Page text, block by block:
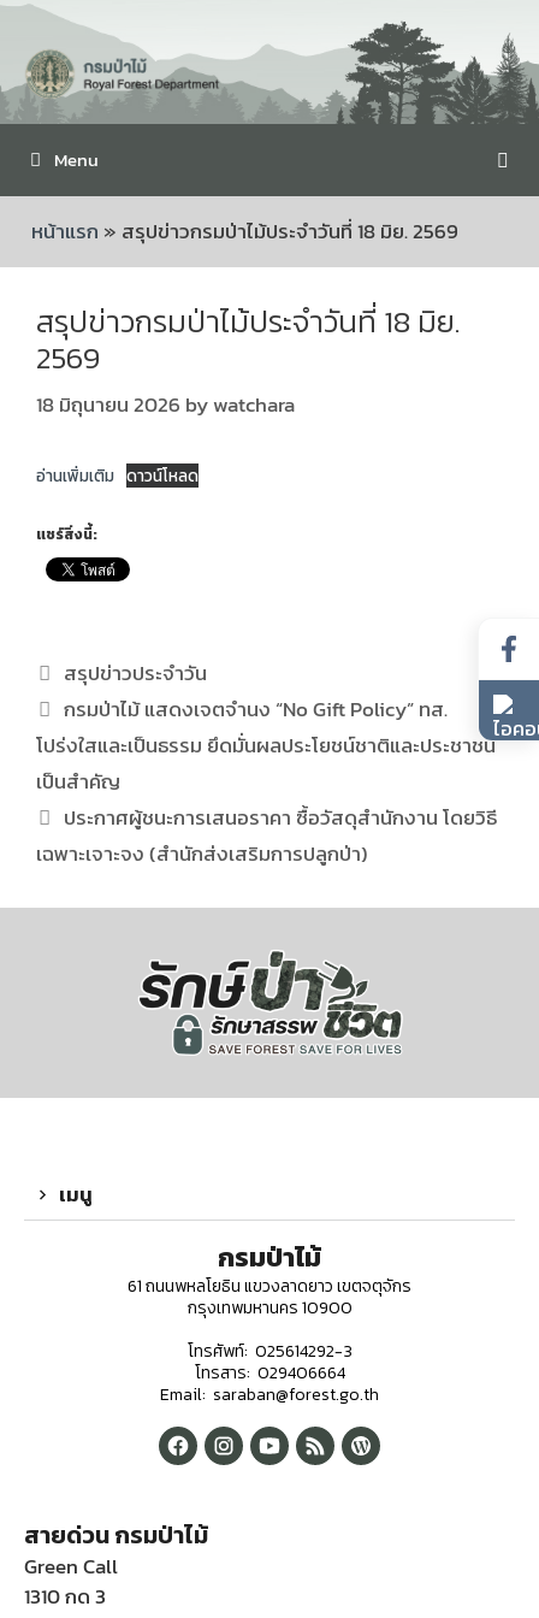
Menu
หน้าแรก » สรุปข่าวกรมป่าไม้ประจำวันที่ 18 มิย. 2569
สรุปข่าวกรมป่าไม้ประจำวันที่ 18 มิย.
2569
18 มิถุนายน 2026 bywatchara
อ่านเพิ่มเติม ดาวน์โหลด
แชร์สิ่งนี้:
สรุปข่าวประจำวัน
กรมป่าไม้ แสดงเจตจำนง “No Gift Policy” ทส.
โปร่งใสและเป็นธรรม ยึดมั่นผลประโยชน์ชาติและประชาชน
เป็นสำคัญ
ประกาศผู้ชนะการเสนอราคา ซื้อวัสดุสำนักงาน โดยวิธี
เฉพาะเจาะจง (สำนักส่งเสริมการปลูกป่า)
เมนู
กรมป่าไม้
61 ถนนพหลโยธิน แขวงลาดยาว เขตจตุจักร
กรุงเทพมหานคร 10900
โทรศัพท์: 025614292-3
โทรสาร: 029406664
Email: saraban@forest.go.th
สายด่วน กรมป่าไม้
Green Call
1310 กด 3